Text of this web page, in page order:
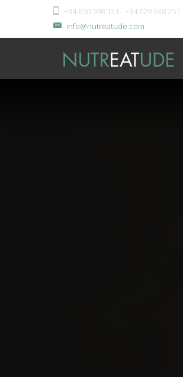
+34 650 598 131 - +34 629 638 257
info@nutreatude.com